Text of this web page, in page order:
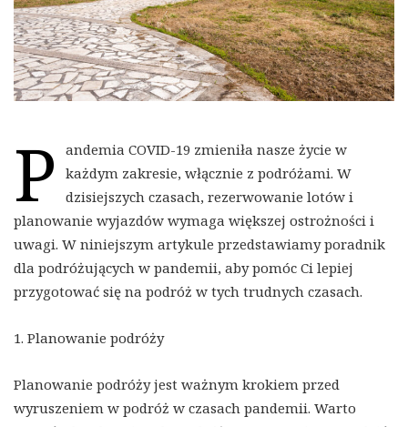
P
andemia COVID-19 zmieniła nasze życie w
każdym zakresie, włącznie z podróżami. W
dzisiejszych czasach, rezerwowanie lotów i
planowanie wyjazdów wymaga większej ostrożności i
uwagi. W niniejszym artykule przedstawiamy poradnik
dla podróżujących w pandemii, aby pomóc Ci lepiej
przygotować się na podróż w tych trudnych czasach.
1. Planowanie podróży
Planowanie podróży jest ważnym krokiem przed
wyruszeniem w podróż w czasach pandemii. Warto